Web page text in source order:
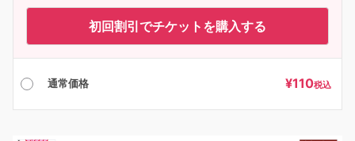
初回割引でチケットを購入する
通常価格 ¥110税込